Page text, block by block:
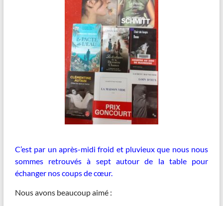
C’est par un après-midi froid et pluvieux que nous nous
sommes retrouvés à sept autour de la table pour
échanger nos coups de cœur.
Nous avons beaucoup aimé :